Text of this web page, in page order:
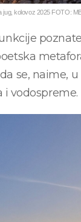
jug, kolovoz 2025 FOTO:
se, naime,
i vodospreme.